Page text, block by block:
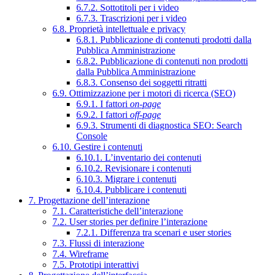
6.7.2. Sottotitoli per i video
6.7.3. Trascrizioni per i video
6.8. Proprietà intellettuale e privacy
6.8.1. Pubblicazione di contenuti prodotti dalla
Pubblica Amministrazione
6.8.2. Pubblicazione di contenuti non prodotti
dalla Pubblica Amministrazione
6.8.3. Consenso dei soggetti ritratti
6.9. Ottimizzazione per i motori di ricerca (SEO)
6.9.1. I fattori on-page
6.9.2. I fattori off-page
6.9.3. Strumenti di diagnostica SEO: Search
Console
6.10. Gestire i contenuti
6.10.1. L’inventario dei contenuti
6.10.2. Revisionare i contenuti
6.10.3. Migrare i contenuti
6.10.4. Pubblicare i contenuti
7. Progettazione dell’interazione
7.1. Caratteristiche dell’interazione
7.2. User stories per definire l’interazione
7.2.1. Differenza tra scenari e user stories
7.3. Flussi di interazione
7.4. Wireframe
7.5. Prototipi interattivi